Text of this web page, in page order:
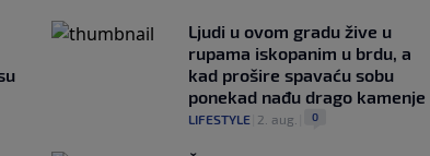
Ljudi u ovom gradu žive u
rupama iskopanim u brdu, a
kad prošire spavaću sobu
ponekad nađu drago kamenje
LIFESTYLE| 2. aug. 0